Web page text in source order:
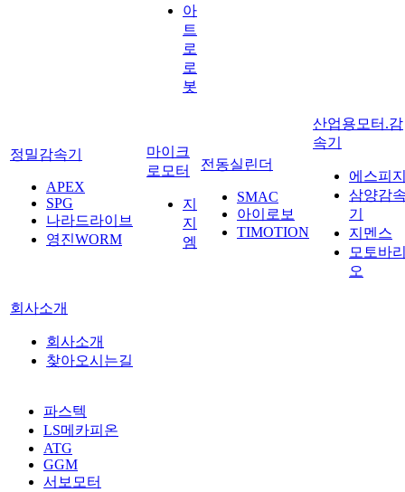
아
트
로
로
봇
정밀감속기
APEX
SPG
나라드라이브
영진WORM
마이크
로모터
지
지
엠
전동실린더
SMAC
아이로보
TIMOTION
산업용모터.감
속기
에스피
삼양감
기
지멘스
모토바
오
회사소개
회사소개
찾아오시는길
파스텍
LS메카피온
ATG
GGM
서보모터